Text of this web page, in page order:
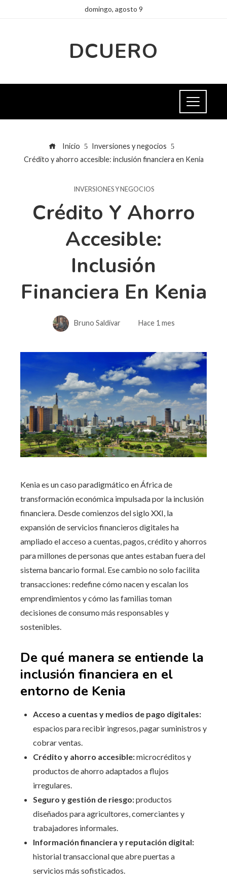
domingo, agosto 9
DCUERO
Inicio
Inversiones y negocios
Crédito y ahorro accesible: inclusión financiera en Kenia
INVERSIONES Y NEGOCIOS
Crédito Y Ahorro
Accesible:
Inclusión
Financiera En Kenia
Bruno Saldívar Hace 1 mes
Kenia es un caso paradigmático en África de
transformación económica impulsada por la inclusión
financiera. Desde comienzos del siglo XXI, la
expansión de servicios financieros digitales ha
ampliado el acceso a cuentas, pagos, crédito y ahorros
para millones de personas que antes estaban fuera del
sistema bancario formal. Ese cambio no solo facilita
transacciones: redefine cómo nacen y escalan los
emprendimientos y cómo las familias toman
decisiones de consumo más responsables y
sostenibles.
De qué manera se entiende la
inclusión financiera en el
entorno de Kenia
Acceso a cuentas y medios de pago digitales:
espacios para recibir ingresos, pagar suministros y
cobrar ventas.
Crédito y ahorro accesible:microcréditos y
productos de ahorro adaptados a flujos
irregulares.
Seguro y gestión de riesgo:productos
diseñados para agricultores, comerciantes y
trabajadores informales.
Información financiera y reputación digital:
historial transaccional que abre puertas a
servicios más sofisticados.